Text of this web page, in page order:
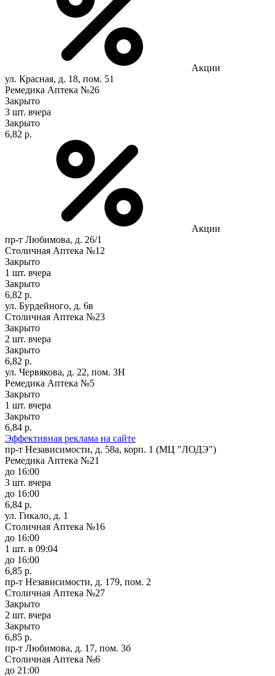
Акции
ул. Красная, д. 18, пом. 51
Ремедика Аптека №26
Закрыто
3 шт. вчера
Закрыто
6,82 р.
Акции
пр-т Любимова, д. 26/1
Столичная Аптека №12
Закрыто
1 шт. вчера
Закрыто
6,82 р.
ул. Бурдейного, д. 6в
Столичная Аптека №23
Закрыто
2 шт. вчера
Закрыто
6,82 р.
ул. Червякова, д. 22, пом. 3Н
Ремедика Аптека №5
Закрыто
1 шт. вчера
Закрыто
6,84 р.
Эффективная реклама на сайте
пр-т Независимости, д. 58а, корп. 1 (МЦ "ЛОДЭ")
Ремедика Аптека №21
до 16:00
3 шт. вчера
до 16:00
6,84 р.
ул. Гикало, д. 1
Столичная Аптека №16
до 16:00
1 шт. в 09:04
до 16:00
6,85 р.
пр-т Независимости, д. 179, пом. 2
Столичная Аптека №27
Закрыто
2 шт. вчера
Закрыто
6,85 р.
пр-т Любимова, д. 17, пом. 3б
Столичная Аптека №6
до 21:00